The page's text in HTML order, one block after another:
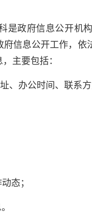
政府信息公开机构
信息公开工作，依
主要包括：
办公时间、联系方
态；